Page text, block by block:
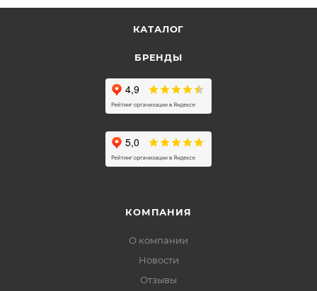
КАТАЛОГ
БРЕНДЫ
КОМПАНИЯ
О компании
Новости
Отзывы